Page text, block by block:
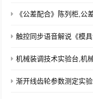
《公差配合》陈列柜,公
触控同步语音解说《模
机械装调技术实验台,机
渐开线齿轮参数测定实